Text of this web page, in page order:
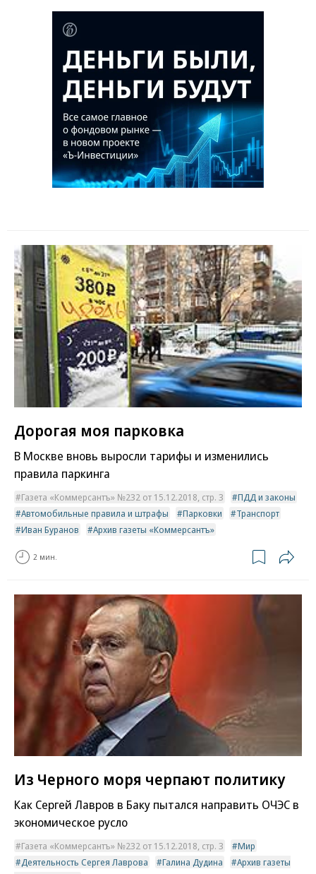
Дорогая моя парковка
В Москве вновь выросли тарифы и изменились
правила паркинга
Газета «Коммерсантъ» №232 от 15.12.2018, стр. 3
ПДД и законы
Автомобильные правила и штрафы
Парковки
Транспорт
Иван Буранов
Архив газеты «Коммерсантъ»
2 мин.
Из Черного моря черпают политику
Как Сергей Лавров в Баку пытался направить ОЧЭС в
экономическое русло
Газета «Коммерсантъ» №232 от 15.12.2018, стр. 3
Мир
Деятельность Сергея Лаврова
Галина Дудина
Архив газеты